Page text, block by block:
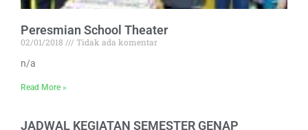
Peresmian School Theater
02/01/2018
Tidak ada komentar
n/a
Read More »
JADWAL KEGIATAN SEMESTER GENAP